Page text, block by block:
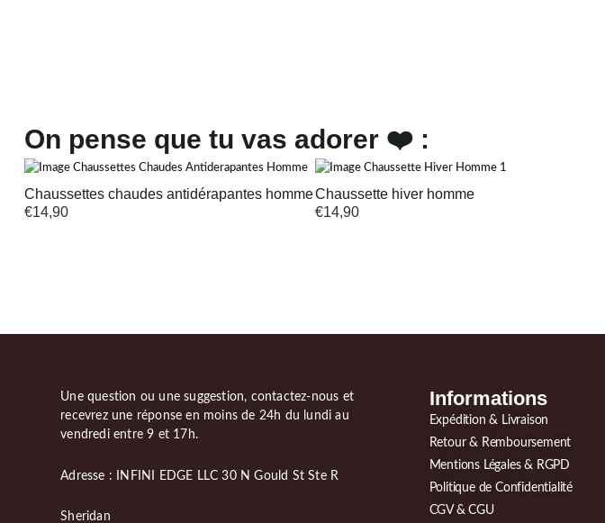
On pense que tu vas adorer ❤️ :
Chaussettes chaudes antidérapantes homme
€14,90
Chaussette hiver homme
€14,90
Une question ou une suggestion, contactez-nous et
recevrez une réponse en moins de 24h du lundi au
vendredi entre 9 et 17h.
Adresse : INFINI EDGE LLC 30 N Gould St Ste R
Sheridan
Informations
Expédition & Livraison
Retour & Remboursement
Mentions Légales & RGPD
Politique de Confidentialité
CGV & CGU